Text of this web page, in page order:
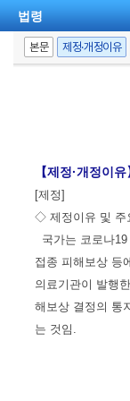
법령
본문 제정·개정이유
【제정·개정이유
[제정]
◇ 제정이유 및 주
국가는 코로나
접종 피해보상 등
의료기관이 발행
해보상 결정의 통
는 것임.